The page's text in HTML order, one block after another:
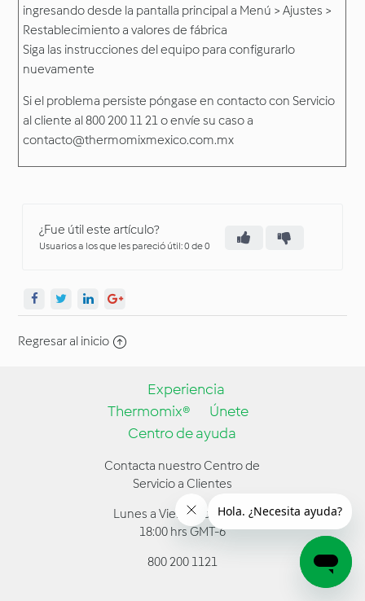
ingresando desde la pantalla principal a Menú > Ajustes >
Restablecimiento a valores de fábrica
Siga las instrucciones del equipo para configurarlo
nuevamente
Si el problema persiste póngase en contacto con Servicio
al cliente al 800 200 11 21 o envíe su caso a
contacto@thermomixmexico.com.mx
¿Fue útil este artículo?
Usuarios a los que les pareció útil: 0 de 0
Regresar al inicio
Experiencia
Thermomix®
Únete
Centro de ayuda
Contacta nuestro Centro de
Servicio a Clientes
Lunes a Viernes de 9:00 a
18:00 hrs GMT-6
800 200 1121